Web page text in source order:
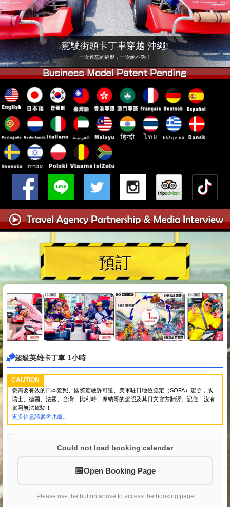
東京 秋葉原 #2 東京 澀谷
東京 澀谷附店 東京灣
東京 淺草 大阪
沖繩
駕駛街頭卡丁車穿越 沖繩!
一次難忘的經歷，一次絕不夠！
預訂
超級英雄卡丁車 1小時
CAUTION
您需要有效的日本駕照、國際駕駛許可證、美軍駐日地位協定（SOFA）駕照，或
瑞士、德國、法國、台灣、比利時、摩納哥的駕照及其日文官方翻譯。記住！沒有
駕照無法駕駛！
更多信息請參考此處。
Could not load booking calendar
Open Booking Page
Please use the button above to access the booking page